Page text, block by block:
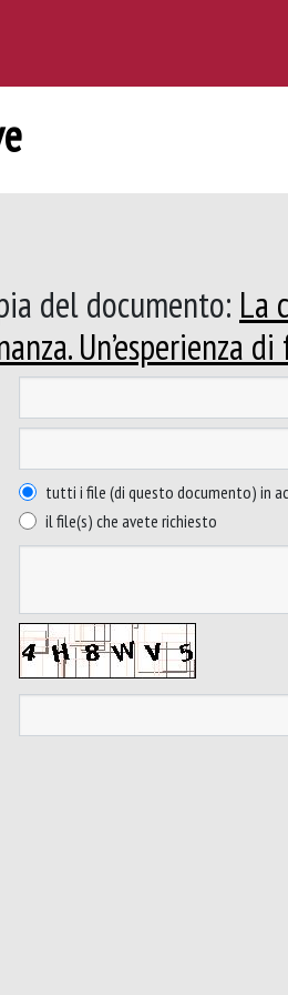
del documento: La
Un’esperienza
tutti i file (di questo documento) in
il file(s) che avete richiesto